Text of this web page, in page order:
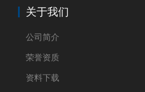
关于我们
公司简介
荣誉资质
资料下载